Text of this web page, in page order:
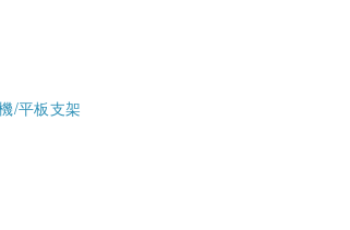
/平板支架